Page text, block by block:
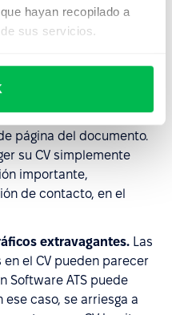
hayan recopilado a
sus servicios.
antes de enviar
de candidatos no
los detalles
página del documento.
su CV simplemente
importante,
de contacto, en el
extravagantes. Las
el CV pueden parecer
Software ATS puede
caso, se arriesga a